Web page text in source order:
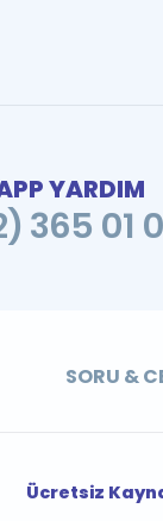
YARDIM
365 01
SORU &
Ücretsiz